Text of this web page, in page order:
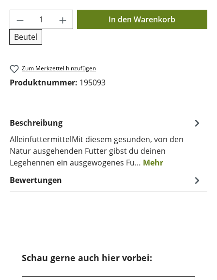
Produkt Anzahl: Gib den gewünschten
Beutel
In den Warenkorb
Zum Merkzettel hinzufügen
Produktnummer: 195093
Beschreibung
AlleinfuttermittelMit diesem gesunden, von den
Natur ausgehenden Futter gibst du deinen
Legehennen ein ausgewogenes Fu… Mehr
Bewertungen
Produktgalerie überspringen
Schau gerne auch hier vorbei: